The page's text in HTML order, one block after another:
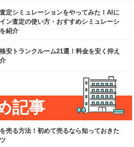
定シミュレーションをやってみた！AIに
ン査定の使い方・おすすめシミュレーシ
紹介
安トランクルーム21選！料金を安く抑え
記事
売る方法！初めて売るなら知っておきた